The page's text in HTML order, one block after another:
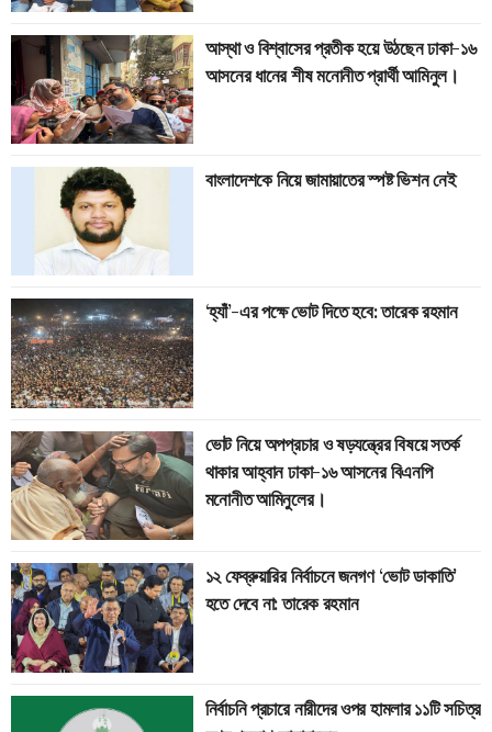
আস্থা ও বিশ্বাসের প্রতীক হয়ে উঠছেন ঢাকা-১৬
আসনের ধানের শীষ মনোনীত প্রার্থী আমিনুল।
বাংলাদেশকে নিয়ে জামায়াতের স্পষ্ট ভিশন নেই
‘হ্যাঁ’-এর পক্ষে ভোট দিতে হবে: তারেক রহমান
ভোট নিয়ে অপপ্রচার ও ষড়যন্ত্রের বিষয়ে সতর্ক
থাকার আহ্বান ঢাকা-১৬ আসনের বিএনপি
মনোনীত আমিনুলের।
১২ ফেব্রুয়ারির নির্বাচনে জনগণ ‘ভোট ডাকাতি’
হতে দেবে না: তারেক রহমান
নির্বাচনি প্রচারে নারীদের ওপর হামলার ১১টি সচিত্র